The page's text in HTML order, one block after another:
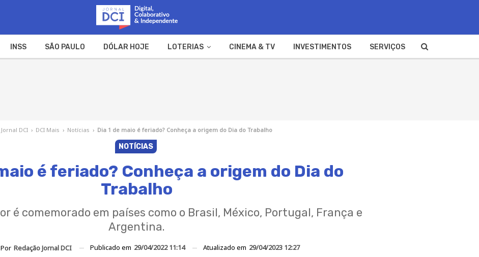
INSS SÃO PAULO DÓLAR HOJE LOTERIAS CINEMA & TV INVESTIMENTOS SERVIÇOS
Jornal DCI › DCI Mais › Notícias › Dia 1 de maio é feriado? Conheça a origem do Dia do Trabalho
NOTÍCIAS
é feriado? Conheça a origem do Dia do
Trabalho
é comemorado em países como o Brasil, México, Portugal, França e
Argentina.
Redação Jornal DCI Publicado em 29/04/2022 11:14 Atualizado em 29/04/2023 12:27